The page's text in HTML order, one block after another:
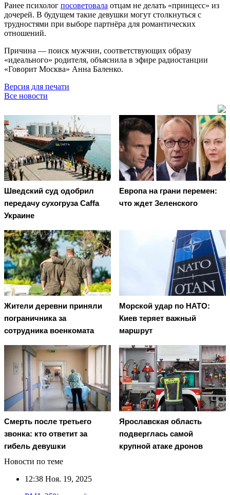
Ранее психолог посоветовала отцам не делать «принцесс» из
дочерей. В будущем такие девушки могут столкнуться с
трудностями при выборе партнёра для романтических
отношений.
Причина — поиск мужчин, соответствующих образу
«идеального» родителя, объяснила в эфире радиостанции
«Говорит Москва» Анна Баленко.
Версия для печати
Все новости
Шведский суд одобрил
передачу сухогруза Caffa
Украине
Европа на грани перемен:
что ждет Зеленского
Жители деревни приняли
пограничника за
сотрудника военкомата
Морской удар по НАТО:
Киев теряет важный
маршрут
Смерть после третьего
звонка: кто ответит за
гибель девушки
Ярославская область
подверглась самой
крупной атаке дронов
Новости по теме
12:38 Ноя. 19, 2025